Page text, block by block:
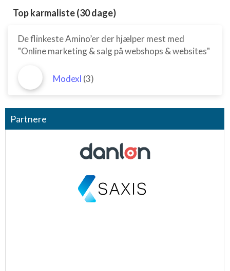
Top karmaliste (30 dage)
De flinkeste Amino’er der hjælper mest med
"Online marketing & salg på webshops & websites"
Modexl (3)
Partnere